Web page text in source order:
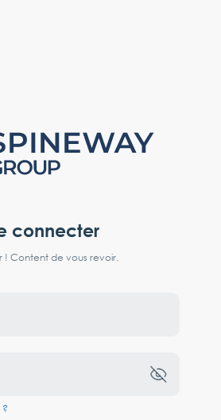
connecter
! Content de vous revoir.